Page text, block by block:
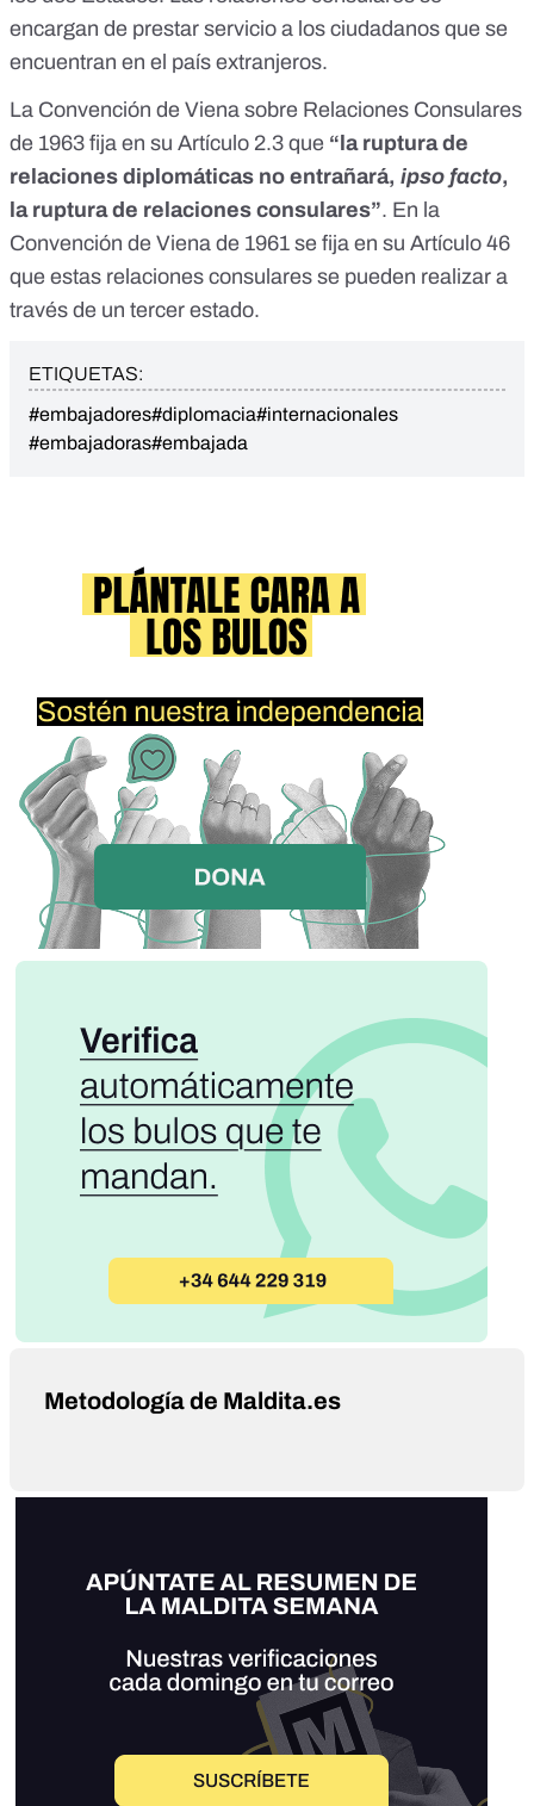
encargan de prestar servicio a los ciudadanos que se
encuentran en el país extranjeros.
La Convención de Viena sobre Relaciones Consulares
de 1963 fija en su Artículo 2.3 que “la ruptura de
relaciones diplomáticas no entrañará, ipso facto,
la ruptura de relaciones consulares”. En la
Convención de Viena de 1961 se fija en su Artículo 46
que estas relaciones consulares se pueden realizar a
través de un tercer estado.
ETIQUETAS:
#embajadores#diplomacia#internacionales
#embajadoras#embajada
Metodología de Maldita.es